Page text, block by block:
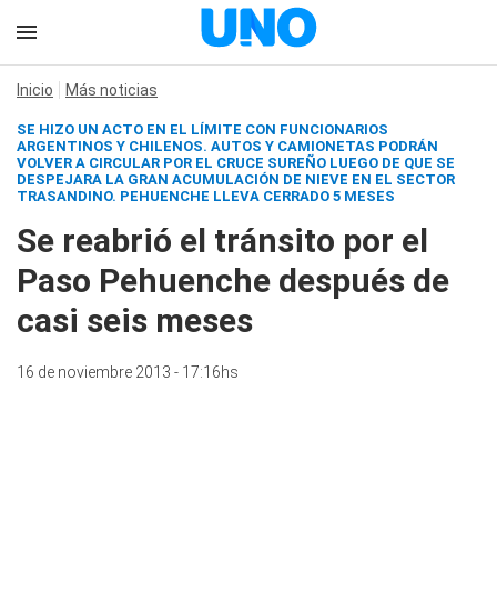
Inicio Más noticias
SE HIZO UN ACTO EN EL LÍMITE CON FUNCIONARIOS
ARGENTINOS Y CHILENOS. AUTOS Y CAMIONETAS PODRÁN
VOLVER A CIRCULAR POR EL CRUCE SUREÑO LUEGO DE QUE SE
DESPEJARA LA GRAN ACUMULACIÓN DE NIEVE EN EL SECTOR
TRASANDINO. PEHUENCHE LLEVA CERRADO 5 MESES
Se reabrió el tránsito por el
Paso Pehuenche después de
casi seis meses
16 de noviembre 2013 - 17:16hs